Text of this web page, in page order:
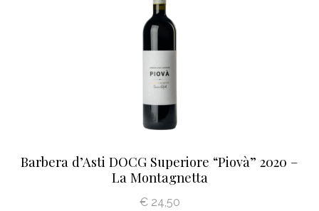
Barbera d’Asti DOCG Superiore “Piovà” 2020 –
La Montagnetta
€24,50